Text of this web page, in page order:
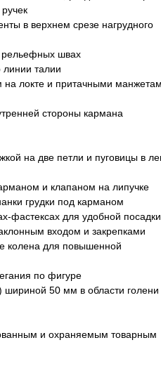
в верхнем срезе нагрудного
рельефных швах
линии талии
на локте и притачными
стороны кармана
на две петли и пуговицы в
и клапаном на липучке
грудки под карманом
фастексах для удобной посадки
входом и закрепками
колена для повышенной
по фигуре
50 мм в области голени
и охраняемым товарным